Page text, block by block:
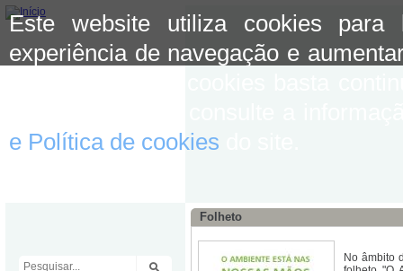
Este website utiliza cookies para
experiência de navegação e
e Política de cookies
Folheto
No âmbito